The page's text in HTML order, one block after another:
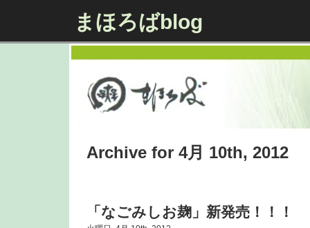
まほろばblog
Archive for 4月 10th, 2012
「なごみしお麹」新発売！！！